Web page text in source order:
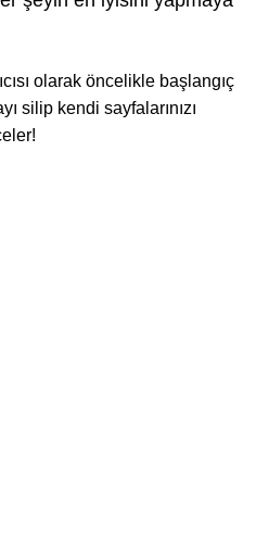
olarak öncelikle başlangıç
silip kendi sayfalarınızı